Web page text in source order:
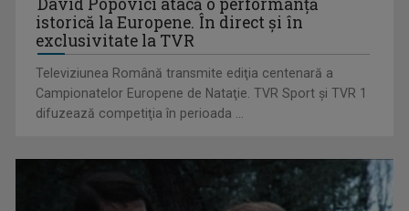
Un reper al cinematografiei mondiale, la TVR Cultural:
„Roma, oraș deschis”
David Popovici atacă o performanţă
istorică la Europene. În direct şi în
exclusivitate la TVR
Televiziunea Română transmite ediţia centenară a
Campionatelor Europene de Nataţie. TVR Sport şi TVR 1
difuzează competiţia în perioada ...